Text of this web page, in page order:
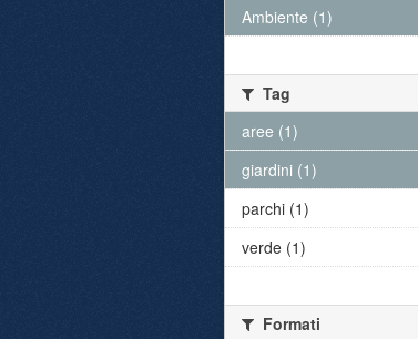
Ambiente (1)
Tag
aree (1)
giardini (1)
parchi (1)
verde (1)
Formati